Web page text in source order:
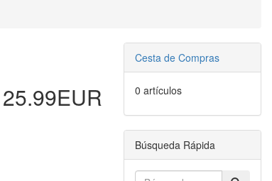
25.99EUR
Cesta de Compras
0 artículos
Búsqueda Rápida